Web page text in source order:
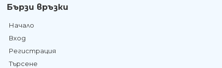
Бързи връзки
Начало
Вход
Регистрация
Търсене